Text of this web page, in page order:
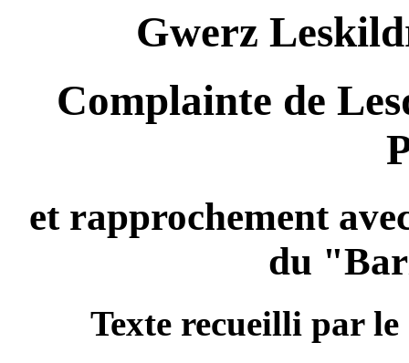
Gwerz
Complainte de
et rapprochement
du
Texte recueilli par